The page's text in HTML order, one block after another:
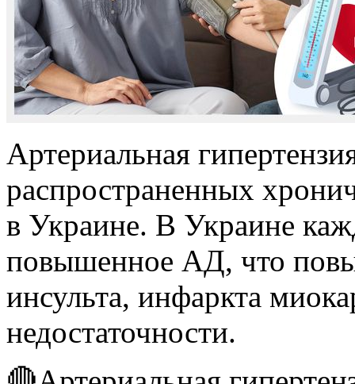
Артериальная
распространенных
в Украине. В Украине
повышенное АД, что
инсульта, инфаркта
недостаточности.